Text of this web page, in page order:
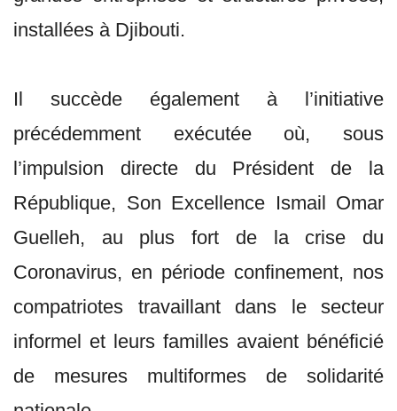
installées à Djibouti.
Il succède également à l’initiative
précédemment exécutée où, sous
l’impulsion directe du Président de la
République, Son Excellence Ismail Omar
Guelleh, au plus fort de la crise du
Coronavirus, en période confinement, nos
compatriotes travaillant dans le secteur
informel et leurs familles avaient bénéficié
de mesures multiformes de solidarité